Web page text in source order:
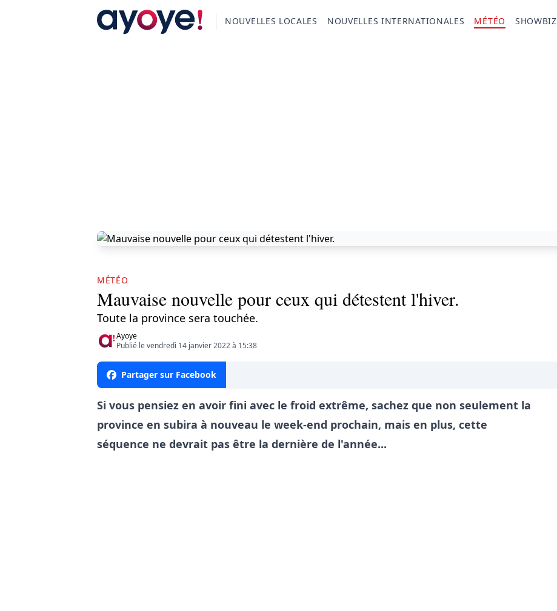
NOUVELLES LOCALES NOUVELLES INTERNATIONALES MÉTÉO SHOWBIZ
MÉTÉO
Mauvaise nouvelle pour ceux qui détestent l'hiver.
Toute la province sera touchée.
Ayoye
Publié le vendredi 14 janvier 2022 à 15:38
Partager sur Facebook
Si vous pensiez en avoir fini avec le froid extrême, sachez que non seulement la
province en subira à nouveau le week-end prochain, mais en plus, cette
séquence ne devrait pas être la dernière de l'année...